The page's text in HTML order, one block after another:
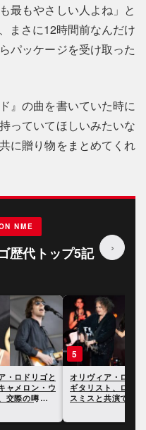
最もやさしい人よね」と
まさに12時間前なんだけ
パッケージを受け取った
』の曲を書いていた時に
っていてほしいみたいな
に贈り物をまとめてくれ
NME
歴代トップ5記
›
・ロドリゴと
ャメロン・ウ
交際の噂が持
5
オリヴィア・ロド
ギタリスト、ロバ
スミスと共演でき